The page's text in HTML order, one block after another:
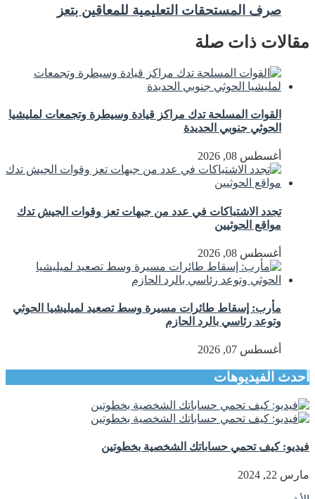
صرف المستحقات التعليمية للمعاقين بتعز
مقالات ذات صلة
القوات المسلحة تدك مراكز قيادة وسيطرة وتجمعات لمليشيا
الحوثي جنوبي الحديدة
أغسطس 08, 2026
تجدد الاشتباكات في عدد من جبهات تعز وقوات الجيش تدك
مواقع الحوثيين
أغسطس 08, 2026
مأرب: إسقاط طائرات مسيرة وسط تصعيد لميليشيا الحوثي
وتوعد رئاسي بالرد الحازم
أغسطس 07, 2026
أحدث الفيديوهات
فيديو: كيف تحمي حساباتك الشخصية بخطوتين
مارس 22, 2024